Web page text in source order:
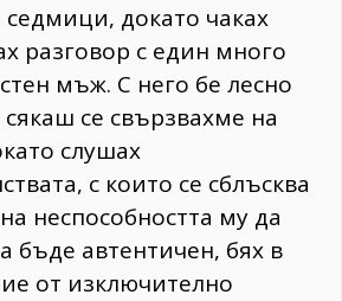
докато чаках
разговор с един много
мъж. С него бе лесно
се свързвахме на
слушах
с които се сблъсква
неспособността му да
бъде автентичен, бях в
от изключително